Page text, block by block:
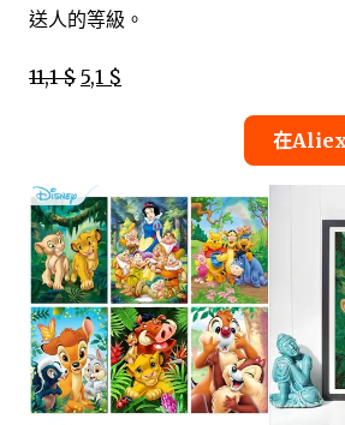
送人的等級。
11,1 $ 5,1 $
在